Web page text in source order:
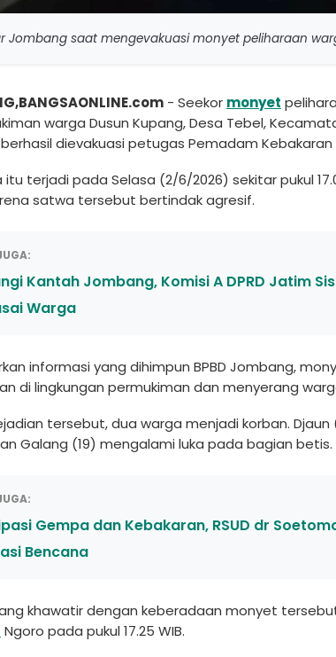
Jombang saat mengevakuasi monyet peliharaan
- Seekor monyet
warga Dusun Kupang, Desa Tebel,
dievakuasi petugas Pemadam Kebakaran
itu terjadi pada Selasa (2/6/2026) sekitar pukul
satwa tersebut bertindak agresif.
Kantah Jombang, Komisi A DPRD Jatim
Warga
informasi yang dihimpun BPBD Jombang,
di lingkungan permukiman dan menyerang
tersebut, dua warga menjadi korban.
Galang (19) mengalami luka pada bagian betis.
Gempa dan Kebakaran, RSUD dr
Bencana
khawatir dengan keberadaan monyet
Ngoro pada pukul 17.25 WIB.